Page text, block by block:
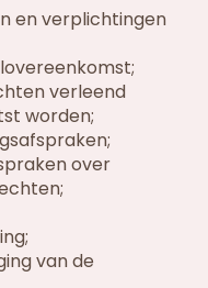
en verplichtingen
verleend
worden;
over
van de